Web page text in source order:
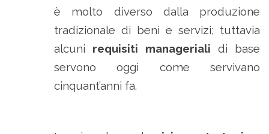
è molto diverso dalla produzione
tradizionale di beni e servizi; tuttavia
alcuni requisiti manageriali di base
servono oggi come servivano
cinquant’anni fa.